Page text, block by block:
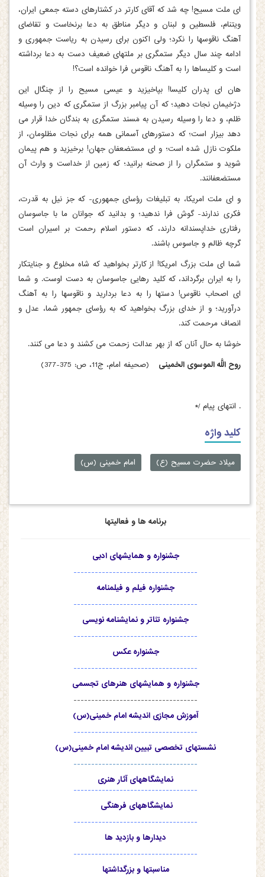
ای ملت مسیح! چه شد که آقای کارتر در کشتارهای دسته جمعی ایران،
ویتنام، فلسطین و لبنان و دیگر مناطق به دعا برنخاست و تقاضای
آهنگ ناقوسها را نکرد؛ ولی اکنون برای رسیدن به ریاست جمهوری و
ادامه چند سال دیگر ستمگری بر ملتهای ضعیف دست به دعا برداشته
است و کلیساها را به آهنگ ناقوس فرا خوانده است؟!
هان ای پدران کلیسا! بپاخیزید و عیسی مسیح را از چنگال این
دژخیمان نجات دهید؛ که آن پیامبر بزرگ از ستمگری که دین را وسیله
ظلم، و دعا را وسیله رسیدن به مَسند ستمگری به بندگان خدا قرار می
‏دهد بیزار است؛ که دستورهای آسمانی همه برای نجات مظلومان، از
ملکوت نازل شده است؛ و ای مستضعفان جهان! برخیزید و هم پیمان
شوید و ستمگران را از صحنه برانید؛ که زمین از خداست و وارث آن
مستضعفانند.
و ای ملت امریکا، به تبلیغات رؤسای جمهوری- که جز نیل به قدرت،
فکری ندارند- گوش فرا ندهید؛ و بدانید که جوانان ما با جاسوسان
رفتاری خداپسندانه دارند، که دستور اسلام رحمت بر اسیران است
گرچه ظالم و جاسوس باشند.
شما ای ملت بزرگ امریکا! از کارتر بخواهید که شاه مخلوع و جنایتکار
را به ایران برگرداند، که کلید رهایی جاسوسان به دست اوست. و شما
ای اصحاب ناقوس! دستها را به دعا بردارید و ناقوسها را به آهنگ
درآورید؛ و از خدای بزرگ بخواهید که به رؤسای جمهور شما، عدل و
انصاف مرحمت کند.
خوشا به حال آنان که از بهر عدالت زحمت می‏ کشند و دعا می ‏کنند.
روح اللَّه الموسوی الخمینی‏ (صحیفه امام، ج‏11، ص: 375-377)
. انتهای پیام /*
کلید واژه
میلاد حضرت مسیح (ع) امام خمینی (س)
برنامه ها و فعالیتها
جشنواره و همایشهای ادبی
-----------------------------------
جشنواره فیلم و فیلمنامه
-----------------------------------
جشنواره تئاتر و نمایشنامه نویسی
-----------------------------------
جشنواره عکس
-----------------------------------
جشنواره و همایشهای هنرهای تجسمی
-----------------------------------
آموزش مجازی اندیشه امام خمینی(س)
-----------------------------------
نشستهای تخصصی تبیین اندیشه امام خمینی(س)
-----------------------------------
نمایشگاههای آثار هنری
-----------------------------------
نمایشگاههای فرهنگی
-----------------------------------
دیدارها و بازدید ها
-----------------------------------
مناسبتها و بزرگداشتها